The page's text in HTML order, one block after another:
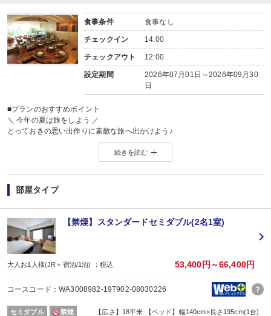
食事条件 食事なし
チェックイン 14:00
チェックアウト 12:00
設定期間
2026年07月01日～2026年09月30
日
■プランのおすすめポイント
＼ 今年の夏は旅をしよう ／
とっておきの思い出作りに素敵な旅へ出かけよう♪
【2026年】夏休み・お盆おすすめ国内旅行特集
続きを読む
部屋タイプ
【禁煙】スタンダードセミダブル(2名1室)
大人お1人様(JR＋宿泊/1泊) ：税込 53,400円～66,400円
コースコード：WA3008982-19T902-08030226
セミダブル 禁煙 【広さ】18平米 【ベッド】幅140cm×長さ195cm(1台)